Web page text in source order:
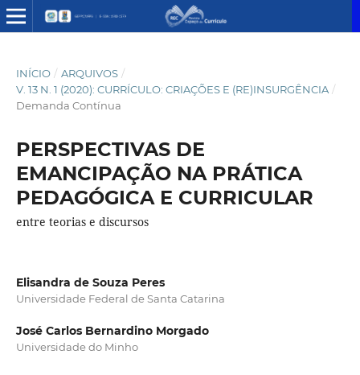
INÍCIO / ARQUIVOS /
V. 13 N. 1 (2020): CURRÍCULO: CRIAÇÕES E (RE)INSURGÊNCIA /
Demanda Contínua
PERSPECTIVAS DE
EMANCIPAÇÃO NA PRÁTICA
PEDAGÓGICA E CURRICULAR
entre teorias e discursos
Elisandra de Souza Peres
Universidade Federal de Santa Catarina
José Carlos Bernardino Morgado
Universidade do Minho